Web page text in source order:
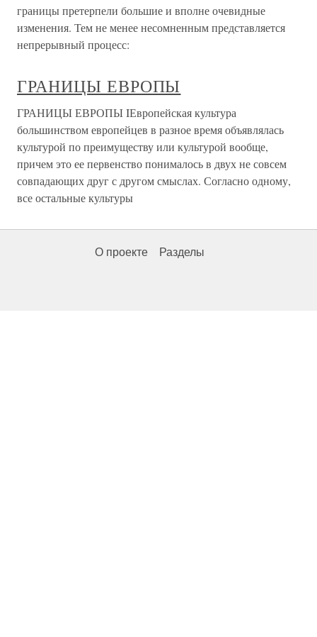
границы претерпели большие и вполне очевидные
изменения. Тем не менее несомненным представляется
непрерывный процесс:
ГРАНИЦЫ ЕВРОПЫ
ГРАНИЦЫ ЕВРОПЫ IЕвропейская культура
большинством европейцев в разное время объявлялась
культурой по преимуществу или культурой вообще,
причем это ее первенство понималось в двух не совсем
совпадающих друг с другом смыслах. Согласно одному,
все остальные культуры
О проекте Разделы